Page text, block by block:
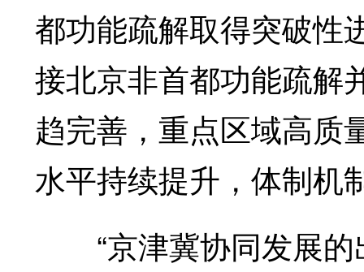
都功能疏解取得突破性
接北京非首都功能疏解
趋完善，重点区域高质
水平持续提升，体制机
“京津冀协同发展的